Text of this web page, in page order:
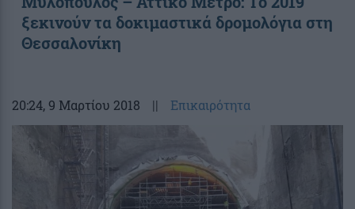
ξεκινούν τα δοκιμαστικά δρομολόγια στη
Θεσσαλονίκη
20:24, 9 Μαρτίου 2018 || Επικαιρότητα